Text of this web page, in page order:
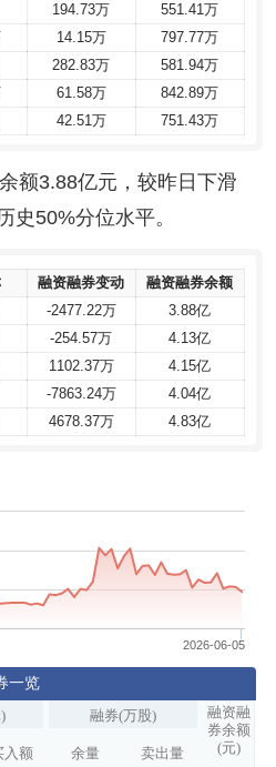
194.73万
551.41万
14.15万
797.77万
282.83万
581.94万
61.58万
842.89万
42.51万 751.43万
194.73万
551.41万
14.15万
797.77万
282.83万
581.94万
61.58万
842.89万
42.51万 751.43万
额3.88亿元，较昨日下滑
史50%分位水平。
融资融券变动
融资融券余额
-2477.22万
3.88亿
-254.57万
4.13亿
1102.37万
4.15亿
-7863.24万
4.04亿
4678.37万 4.83亿
融资融券变动
融资融券余额
-2477.22万
3.88亿
-254.57万
4.13亿
1102.37万
4.15亿
-7863.24万
4.04亿
4678.37万 4.83亿